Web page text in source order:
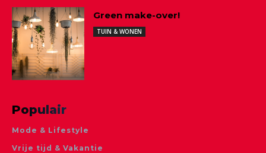
Green make-over!
TUIN & WONEN
Populair
Mode & Lifestyle
Vrije tijd & Vakantie